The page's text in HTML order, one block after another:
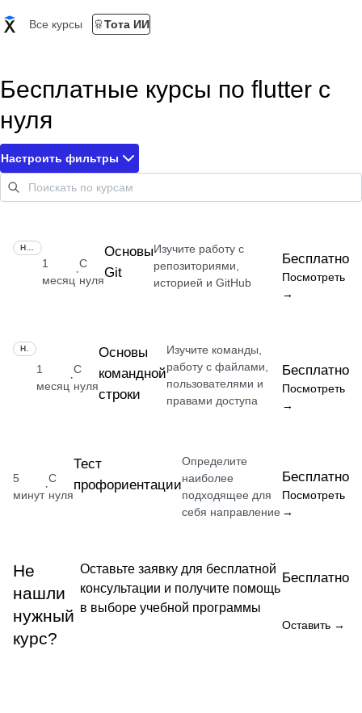
Все курсы Тота ИИ
Бесплатные курсы по flutter с
нуля
Настроить фильтры
1
месяц
·
С
нуля
Основы
Git
Изучите работу с
репозиториями,
историей и GitHub
Бесплатно
Посмотреть
→
1
месяц
·
С
нуля
Основы
командной
строки
Изучите команды,
работу с файлами,
пользователями и
правами доступа
Бесплатно
Посмотреть
→
5
минут
·
С
нуля
Тест
профориентации
Определите
наиболее
подходящее для
себя направление
Бесплатно
Посмотреть
→
Не
нашли
нужный
курс?
Оставьте заявку для бесплатной
консультации и получите помощь
в выборе учебной программы
Бесплатно
Оставить →